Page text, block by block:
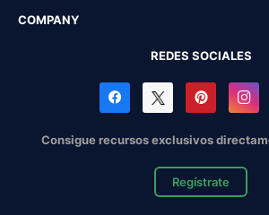
COMPANY
REDES SOCIALES
Consigue recursos exclusivos
Regístrate